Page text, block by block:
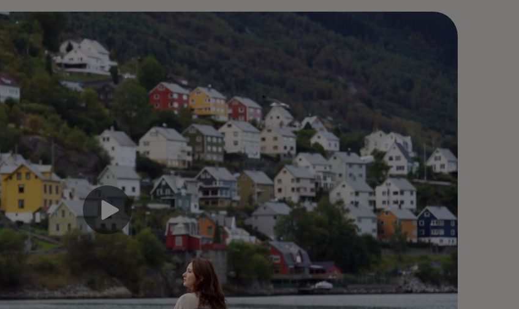
Observa cómo la
digitalización de los
servicios públicos y el uso de
información de datos
patentados pueden hacer
que los gobiernos sean más
eficientes y efectivos.